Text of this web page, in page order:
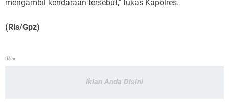
mengambil kendaraan tersebut," tukas Kapolres.
(Rls/Gpz)
Iklan
Iklan Anda Disini